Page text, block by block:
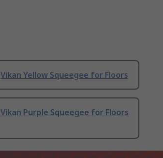
Vikan Yellow Squeegee for Floors
Vikan Purple Squeegee for Floors